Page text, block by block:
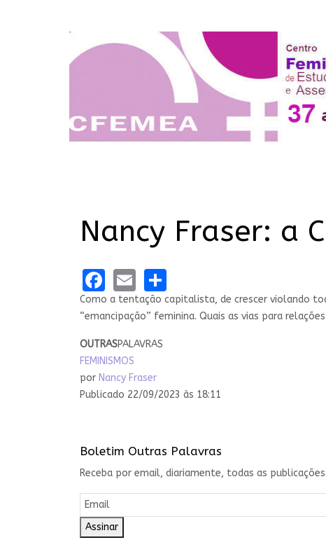
Nancy Fraser: a
Facebook
Email
Como a tentação capitalista, de crescer violando
“emancipação” feminina. Quais as vias para
OUTRASPALAVRAS
FEMINISMOS
por Nancy Fraser
Publicado 22/09/2023 às 18:11
Boletim Outras Palavras
Receba por email, diariamente, todas as
Assinar